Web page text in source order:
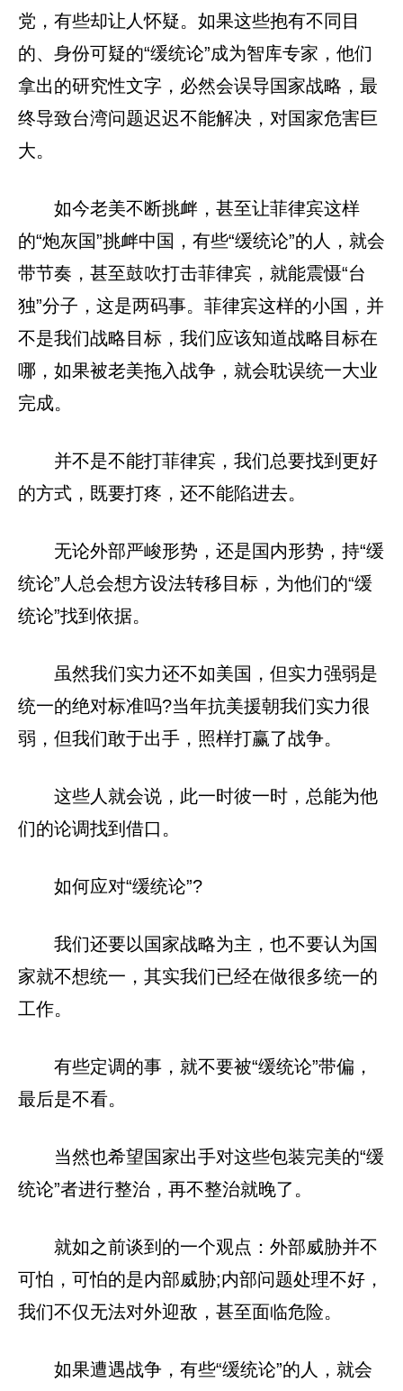
党，有些却让人怀疑。如果这些抱有不同目
的、身份可疑的“缓统论”成为智库专家，他们
拿出的研究性文字，必然会误导国家战略，最
终导致台湾问题迟迟不能解决，对国家危害巨
大。
如今老美不断挑衅，甚至让菲律宾这样
的“炮灰国”挑衅中国，有些“缓统论”的人，就会
带节奏，甚至鼓吹打击菲律宾，就能震慑“台
独”分子，这是两码事。菲律宾这样的小国，并
不是我们战略目标，我们应该知道战略目标在
哪，如果被老美拖入战争，就会耽误统一大业
完成。
并不是不能打菲律宾，我们总要找到更好
的方式，既要打疼，还不能陷进去。
无论外部严峻形势，还是国内形势，持“缓
统论”人总会想方设法转移目标，为他们的“缓
统论”找到依据。
虽然我们实力还不如美国，但实力强弱是
统一的绝对标准吗?当年抗美援朝我们实力很
弱，但我们敢于出手，照样打赢了战争。
这些人就会说，此一时彼一时，总能为他
们的论调找到借口。
如何应对“缓统论”?
我们还要以国家战略为主，也不要认为国
家就不想统一，其实我们已经在做很多统一的
工作。
有些定调的事，就不要被“缓统论”带偏，
最后是不看。
当然也希望国家出手对这些包装完美的“缓
统论”者进行整治，再不整治就晚了。
就如之前谈到的一个观点：外部威胁并不
可怕，可怕的是内部威胁;内部问题处理不好，
我们不仅无法对外迎敌，甚至面临危险。
如果遭遇战争，有些“缓统论”的人，就会